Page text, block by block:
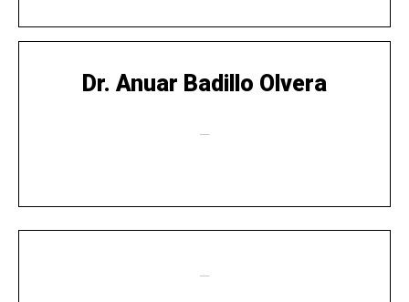
Dr. Anuar Badillo Olvera
—
—